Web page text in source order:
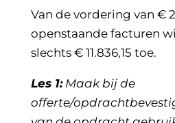
Van de vordering van €
openstaande facturen
slechts € 11.836,15 toe.
Les 1:Maak bij de
offerte/